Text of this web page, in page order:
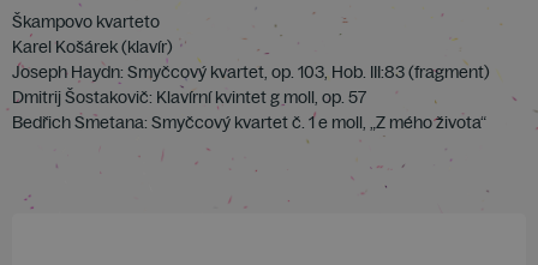
Škampovo kvarteto
Karel Košárek (klavír)
Joseph Haydn: Smyčcový kvartet, op. 103, Hob. III:83 (fragment)
Dmitrij Šostakovič: Klavírní kvintet g moll, op. 57
Bedřich Smetana: Smyčcový kvartet č. 1 e moll, „Z mého života“